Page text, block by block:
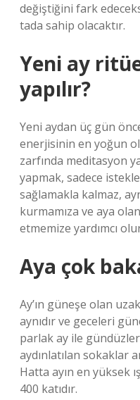
değiştiğini fark
tada sahip olacaktır.
Yeni ay
yapılır?
Yeni aydan üç gün
enerjisinin en yoğun
zarfında meditasyon
yapmak, sadece
sağlamakla kalmaz,
kurmamıza ve aya
etmemize yardımcı
Aya çok
Ay’ın güneşe olan
aynıdır ve geceleri
parlak ay ile
aydınlatılan sokaklar
Hatta ayın en yüksek
400 katıdır.